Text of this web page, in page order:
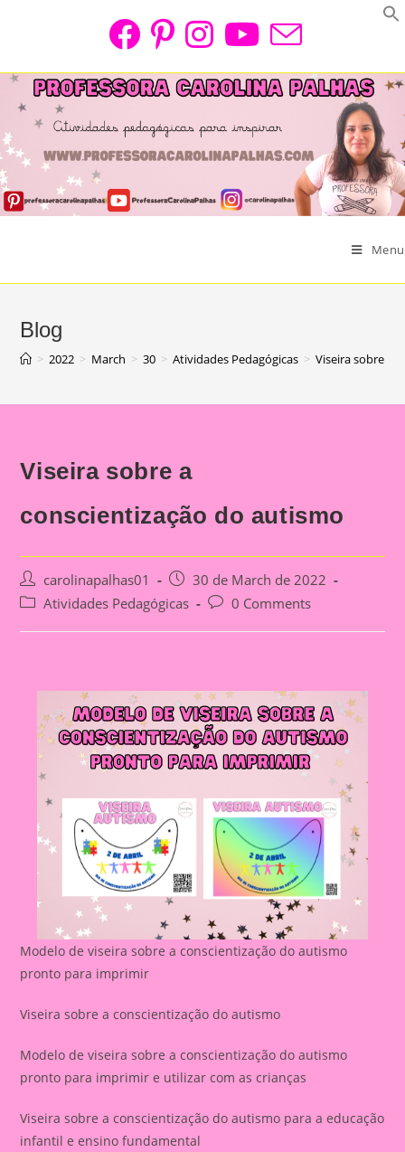
Menu
Blog
> 2022 > March > 30 > Atividades Pedagógicas > Viseira sobre a
Viseira sobre a
conscientização do autismo
Post
author:
carolinapalhas01
Post
published:
30 de March de 2022
PostAtividades Pedagógicas
Post0 Comments
Modelo de viseira sobre a conscientização do autismo
pronto para imprimir
Viseira sobre a conscientização do autismo
Modelo de viseira sobre a conscientização do autismo
pronto para imprimir e utilizar com as crianças
Viseira sobre a conscientização do autismo para a educação
infantil e ensino fundamental